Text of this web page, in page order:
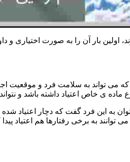
بار آن را به صورت اختیاری و
می تواند به سلامت فرد و موقعیت
ی خاص اعتیاد داشته باشد و نتواند
به این فرد گفت که دچار اعتیاد
به برخی رفتارها هم اعتیاد پیدا